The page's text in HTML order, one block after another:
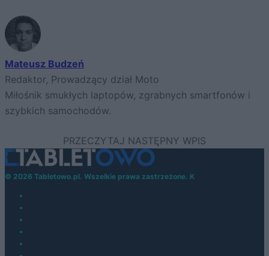
Mateusz Budzeń
Redaktor, Prowadzący dział Moto
Miłośnik smukłych laptopów, zgrabnych smartfonów i
szybkich samochodów.
© 2026 Tabletowo.pl. Wszelkie prawa zastrzeżone. K